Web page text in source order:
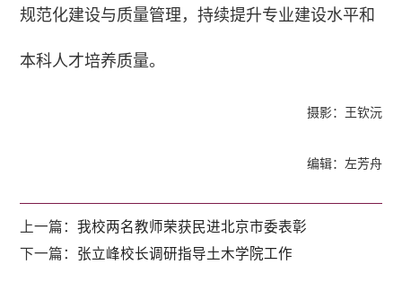
规范化建设与质量管理，持续提升专业建设水平和
本科人才培养质量。
摄影：王钦沅
编辑：左芳舟
上一篇：我校两名教师荣获民进北京市委表彰
下一篇： 张立峰校长调研指导土木学院工作